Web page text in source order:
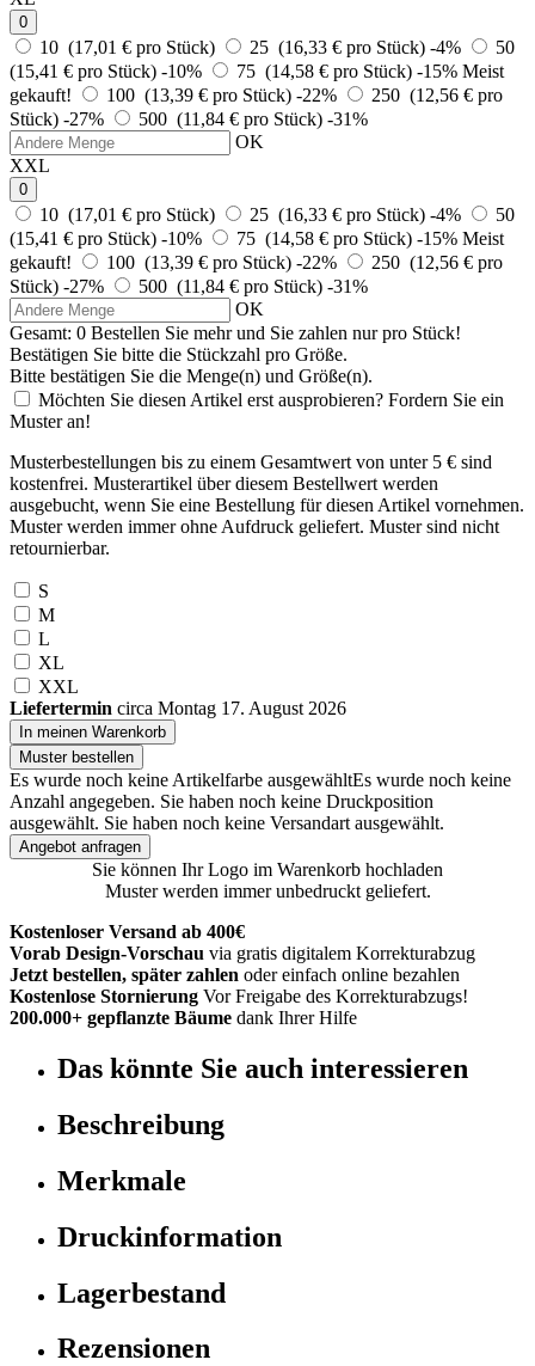
0
10 (17,01 € pro Stück) 25 (16,33 € pro Stück) -4%
50
(15,41 € pro Stück) -10% 75 (14,58 € pro Stück) -15% Meist
gekauft!
100 (13,39 € pro Stück) -22%
250 (12,56 € pro
Stück) -27% 500 (11,84 € pro Stück) -31%
OK
XXL
0
10 (17,01 € pro Stück) 25 (16,33 € pro Stück) -4%
50
(15,41 € pro Stück) -10% 75 (14,58 € pro Stück) -15% Meist
gekauft!
100 (13,39 € pro Stück) -22%
250 (12,56 € pro
Stück) -27% 500 (11,84 € pro Stück) -31%
OK
Gesamt: 0 Bestellen Sie mehr und Sie zahlen nurpro Stück!
Bestätigen Sie bitte die Stückzahl pro Größe.
Bitte bestätigen Sie die Menge(n) und Größe(n).
Möchten Sie diesen Artikel erst ausprobieren? Fordern Sie ein
Muster an!
Musterbestellungen bis zu einem Gesamtwert von unter 5 € sind
kostenfrei. Musterartikel über diesem Bestellwert werden
ausgebucht, wenn Sie eine Bestellung für diesen Artikel vornehmen.
Muster werden immer ohne Aufdruck geliefert. Muster sind nicht
retournierbar.
S
M
L
XL
XXL
Liefertermin circa Montag 17. August 2026
In meinen Warenkorb
Muster bestellen
Es wurde noch keine Artikelfarbe ausgewähltEs wurde noch keine
Anzahl angegeben. Sie haben noch keine Druckposition
ausgewählt. Sie haben noch keine Versandart ausgewählt.
Angebot anfragen
Sie können Ihr Logo im Warenkorb hochladen
Muster werden immer unbedruckt geliefert.
Kostenloser Versand ab 400€
Vorab Design-Vorschau via gratis digitalem Korrekturabzug
Jetzt bestellen, später zahlen oder einfach online bezahlen
Kostenlose Stornierung Vor Freigabe des Korrekturabzugs!
200.000+ gepflanzte Bäume dank Ihrer Hilfe
Das könnte Sie auch interessieren
Beschreibung
Merkmale
Druckinformation
Lagerbestand
Rezensionen